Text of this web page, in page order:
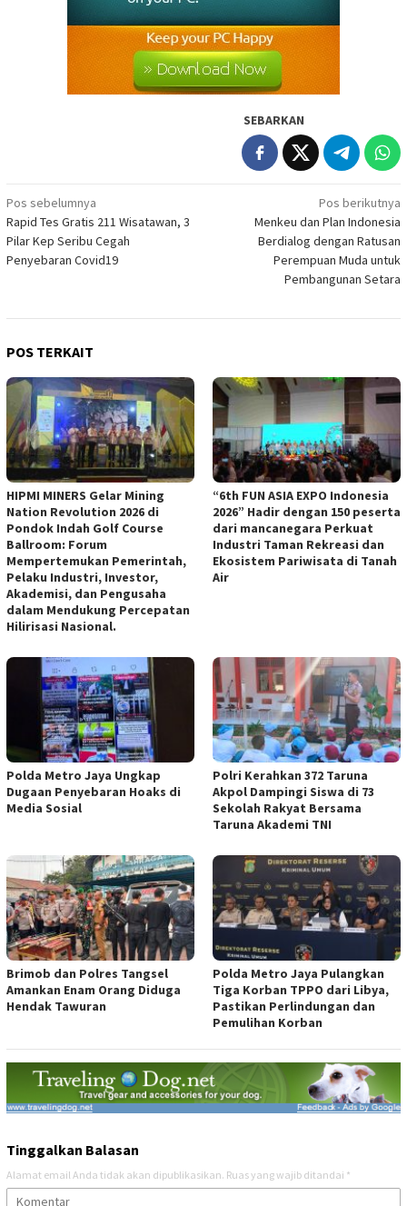
SEBARKAN
Navigasi
pos
Pos sebelumnya
Rapid Tes Gratis 211 Wisatawan, 3
Pilar Kep Seribu Cegah
Penyebaran Covid19
Pos berikutnya
Menkeu dan Plan Indonesia
Berdialog dengan Ratusan
Perempuan Muda untuk
Pembangunan Setara
POS TERKAIT
HIPMI MINERS Gelar Mining
Nation Revolution 2026 di
Pondok Indah Golf Course
Ballroom: Forum
Mempertemukan Pemerintah,
Pelaku Industri, Investor,
Akademisi, dan Pengusaha
dalam Mendukung Percepatan
Hilirisasi Nasional.
“6th FUN ASIA EXPO Indonesia
2026” Hadir dengan 150 peserta
dari mancanegara Perkuat
Industri Taman Rekreasi dan
Ekosistem Pariwisata di Tanah
Air
Polda Metro Jaya Ungkap
Dugaan Penyebaran Hoaks di
Media Sosial
Polri Kerahkan 372 Taruna
Akpol Dampingi Siswa di 73
Sekolah Rakyat Bersama
Taruna Akademi TNI
Brimob dan Polres Tangsel
Amankan Enam Orang Diduga
Hendak Tawuran
Polda Metro Jaya Pulangkan
Tiga Korban TPPO dari Libya,
Pastikan Perlindungan dan
Pemulihan Korban
Tinggalkan Balasan
Alamat email Anda tidak akan dipublikasikan. Ruas yang wajib ditandai *